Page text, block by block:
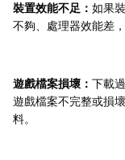
裝置效能不足： 如果
不夠、處理器效能差
遊戲檔案損壞： 下載
遊戲檔案不完整或損
料。